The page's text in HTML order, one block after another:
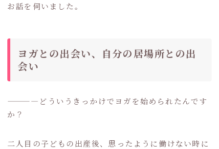
お話を伺いました。
ヨガとの出会い、自分の居場所との出
会い
————どういうきっかけでヨガを始められたんです
か？
二人目の子どもの出産後、思ったように働けない時に